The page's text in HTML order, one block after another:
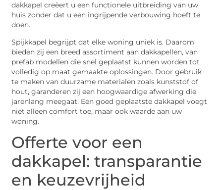
dakkapel creëert u een functionele uitbreiding van uw
huis zonder dat u een ingrijpende verbouwing hoeft te
doen.
Spijkkapel begrijpt dat elke woning uniek is. Daarom
bieden zij een breed assortiment aan dakkapellen, van
prefab modellen die snel geplaatst kunnen worden tot
volledig op maat gemaakte oplossingen. Door gebruik
te maken van duurzame materialen zoals kunststof of
hout, garanderen zij een hoogwaardige afwerking die
jarenlang meegaat. Een goed geplaatste dakkapel voegt
niet alleen comfort toe, maar ook waarde aan uw
woning.
Offerte voor een
dakkapel: transparantie
en keuzevrijheid